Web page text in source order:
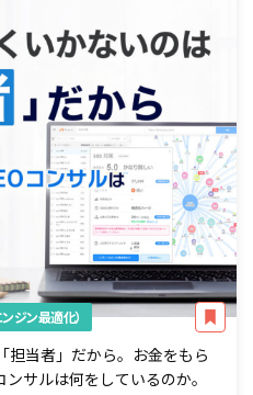
ジン最適化）
担当者」だから。お金をもら
サルは何をしているのか。